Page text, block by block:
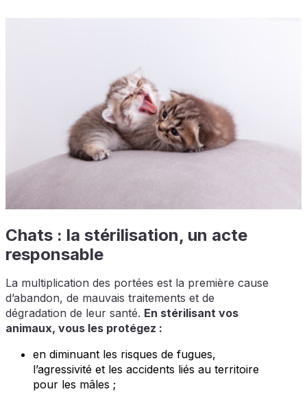
Chats : la stérilisation, un acte
responsable
La multiplication des portées est la première cause
d’abandon, de mauvais traitements et de
dégradation de leur santé. En stérilisant vos
animaux, vous les protégez :
en diminuant les risques de fugues,
l’agressivité et les accidents liés au territoire
pour les mâles ;